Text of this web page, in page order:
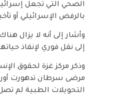
الصحي التي تجعل
بالرفض الإسرائيلي أو
إلى نقل فوري لإنقاذ
وذكر مركز غزة لحقوق
مرضى سرطان تدهورت
التحويلات الطبية لم